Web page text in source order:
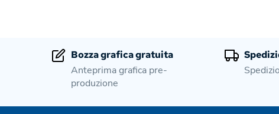
Bozza grafica gratuita
Anteprima grafica pre-
produzione